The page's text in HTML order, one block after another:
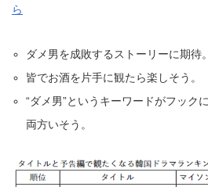
ら
ダメ男を成敗するストーリーに期待。
皆でお酒を片手に観たら楽しそう。
“ダメ男”というキーワードがフック
両方いそう。